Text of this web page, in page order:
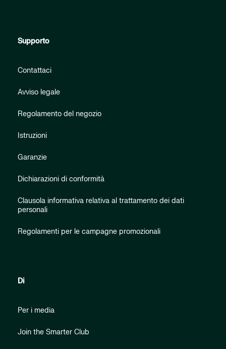
Supporto
Contattaci
Avviso legale
Regolamento del negozio
Istruzioni
Garanzie
Dichiarazioni di conformità
Clausola informativa relativa al trattamento dei dati
personali
Regolamenti per le campagne promozionali
Di
Per i media
Join the Smarter Club